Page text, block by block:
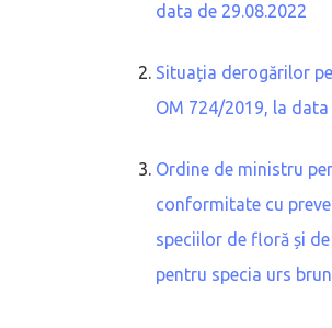
data de 29.08.2022
Situația derogărilor
OM 724/2019, la data
Ordine de ministru
conformitate cu
speciilor de floră și
pentru specia urs